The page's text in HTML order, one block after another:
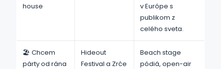
house
v Európe s
publikom z
celého sveta.
🏖️ Chcem
párty od rána
Hideout
Festival a Zrće
Beach stage
pódiá, open-air